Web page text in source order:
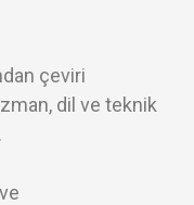
çeviri
dil ve teknik